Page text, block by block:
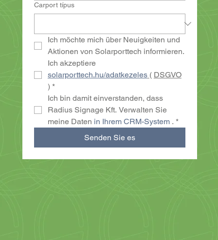
Carport típus
Ich möchte mich über Neuigkeiten und
Aktionen von Solarporttech informieren.
Ich akzeptiere
solarporttech.hu/adatkezeles ( DSGVO
) *
Ich bin damit einverstanden, dass
Radius Signage Kft. Verwalten Sie
meine Daten in Ihrem CRM-System . *
Senden Sie es